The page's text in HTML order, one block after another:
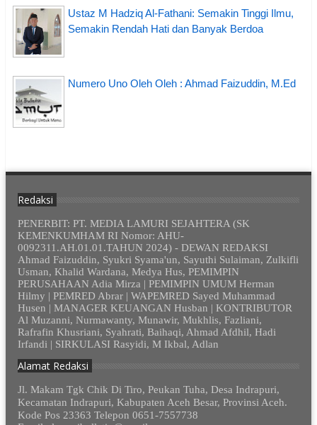
Ustaz M Hadziq Al-Fathani: Semakin Tinggi Ilmu,
Semakin Rendah Hati dan Banyak Berdoa
Numero Uno Oleh Oleh : Ahmad Faizuddin, M.Ed
Redaksi
PENERBIT: PT. MEDIA LAMURI SEJAHTERA (SK
KEMENKUMHAM RI Nomor: AHU-
0092311.AH.01.01.TAHUN 2024) - DEWAN REDAKSI
Ahmad Faizuddin, Syukri Syama'un, Sayuthi Sulaiman, Zulkifli
Usman, Khalid Wardana, Medya Hus, PEMIMPIN
PERUSAHAAN Adia Mirza | PEMIMPIN UMUM Herman
Hilmy | PEMRED Abrar | WAPEMRED Sayed Muhammad
Husen | MANAGER KEUANGAN Husban | KONTRIBUTOR
Al Muzanni, Nurmawanty, Munawir, Mukhlis, Fazliani,
Rafrafin Khusriani, Syahrati, Baihaqi, Ahmad Afdhil, Hadi
Irfandi | SIRKULASI Rasyidi, M Ikbal, Adlan
Alamat Redaksi
Jl. Makam Tgk Chik Di Tiro, Peukan Tuha, Desa Indrapuri,
Kecamatan Indrapuri, Kabupaten Aceh Besar, Provinsi Aceh.
Kode Pos 23363 Telepon 0651-7557738